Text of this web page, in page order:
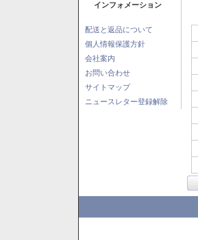
インフォメーション
配送と返品について
個人情報保護方針
会社案内
お問い合わせ
サイトマップ
ニュースレター登録解除